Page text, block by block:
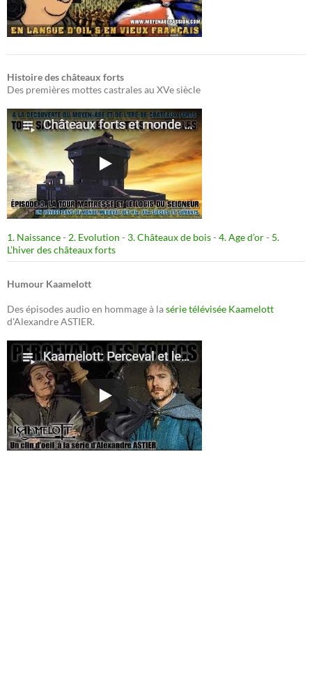
Histoire des châteaux forts
Des premières mottes castrales au XVe siècle
1. Naissance- 2. Evolution - 3. Châteaux de bois- 4. Age d’or- 5.
L’hiver des châteaux forts
Humour Kaamelott
Des épisodes audio en hommage à lasérie télévisée Kaamelott
d'Alexandre ASTIER.